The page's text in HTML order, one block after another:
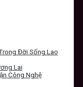
Đời Sống Lao
Lai
Công Nghệ